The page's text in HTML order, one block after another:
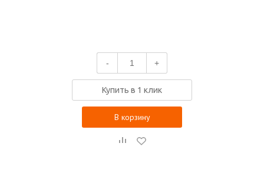
- +
Купить в 1 клик
В корзину